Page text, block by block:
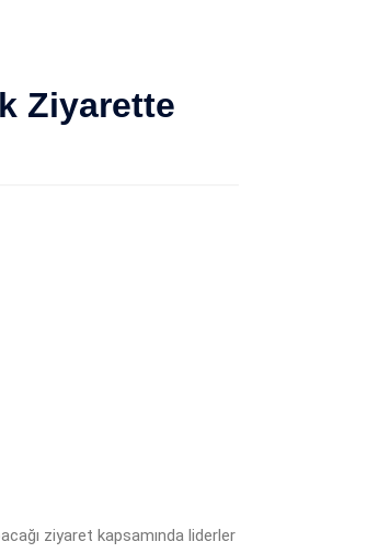
Ziyarette
ziyaret kapsamında liderler